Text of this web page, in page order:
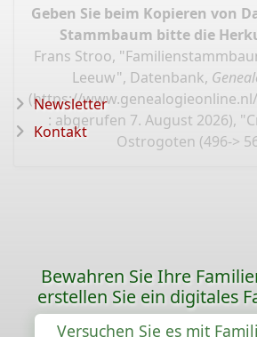
Geben Sie beim Kopieren von
Stammbaum bitte die
Frans Stroo,
Leeuw", Datenbank,
(https://
: abgerufen 7. August 2026),
Ostrogoten (496->
Newsletter
Kontakt
Bewahren Sie Ihre
erstellen Sie ein digitales
Versuchen Sie es mit